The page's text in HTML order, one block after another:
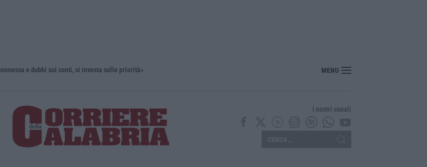
e dubbi sui conti, si investa sulle priorità» “Puca” a Venezia con il sostegno della Calabria Film Commission
MENU
I nostri canali